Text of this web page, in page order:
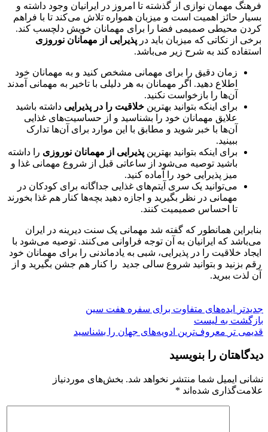
فرهنگ مهمان نوازی از گذشته تا امروز در ایرانیان وجود داشته و
بسیار حائز اهمیت است و میزبان همواره تلاش می‌کند تا با فراهم
کردن محيطی صميمی فضا را برای مهمانان خويش دلچسب کند.
برخی از نکاتی که میزبان باید در پذیرایی از مهمانان نوروزی
استفاده کند به شرح زیر می‌باشد.
زمان دقیق را برای مهمانی مشخص کنید و به مهمانان خود
اطلاع دهید. اگر مهمانان به هر دلیلی با تاخیر به مهمانی آمدند
آن‌ها را بازخواست نکنید.
برای اینکه بتوانید بهترین خلاقیت را در پذیرایی داشته باشید
علایق مهمانان خود را بشناسید و از حساسیت‌های غذایی
آن‌ها با خبر شوید و مطابق با این موارد برای آن‌ها تدارک
ببینید.
برای اینکه بتوانید بهترین پذیرایی از مهمانان نوروزی را داشته
باشید توصیه می‌شود از ساعاتی قبل از شروع مهمانی غذا و
میز پذیرایی خود را آماده کنید.
می‌توانید یک سری آیتم‌های غذایی جداگانه برای کودکان در
مهمانی در نظر بگیرید و اجازه دهید بچه‌ها کنار هم غذا بخورند
تا احساس صمیمیت کنند.
بنابراین همانطور که گفته شد مهمانی یک سنت دیرینه در ایران
می‌باشد که ایرانیان به آن توجه فراوانی می‌کنند. توصیه می‌شود با
ایجاد خلاقیت را در پذیرایی، شبی به یادماندنی را برای مهمانان خود
رقم بزنید و بتوانید شروع سالی جدید را کنار هم جشن بگیرید و از
آن لذت ببرید.
جدیدتر
ایده‌های متفاوت برای سفره هفت سین
بازگشت به لیست
قدیمی تر معروف‌ترین ادویه‌های جهان را بشناسید
دیدگاهتان را بنویسید
نشانی ایمیل شما منتشر نخواهد شد. بخش‌های موردنیاز
علامت‌گذاری شده‌اند *